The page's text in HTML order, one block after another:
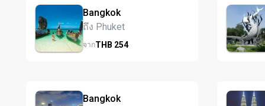
Bangkok
ถึง Phuket
จากTHB 254
Bangkok